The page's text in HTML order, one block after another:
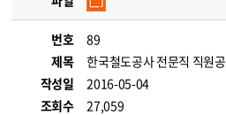
번호
89
제목
한국철도공사 전문직 직원
작성일
2016-05-04
조회수
27,059